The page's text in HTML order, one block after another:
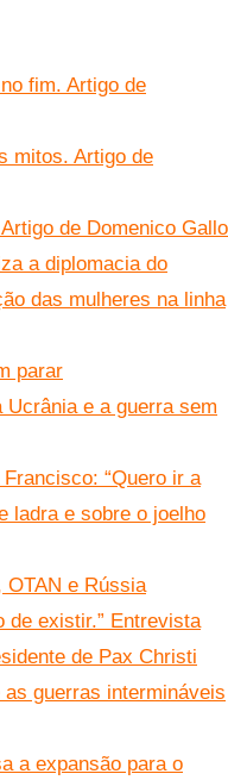
fim. Artigo de
mitos. Artigo de
de Domenico Gallo
a diplomacia do
das mulheres na linha
parar
e a guerra sem
“Quero ir a
ladra e sobre o joelho
OTAN e Rússia
de existir.” Entrevista
de Pax Christi
guerras intermináveis
a expansão para o